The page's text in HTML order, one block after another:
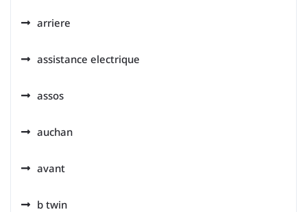
arriere
assistance electrique
assos
auchan
avant
b twin